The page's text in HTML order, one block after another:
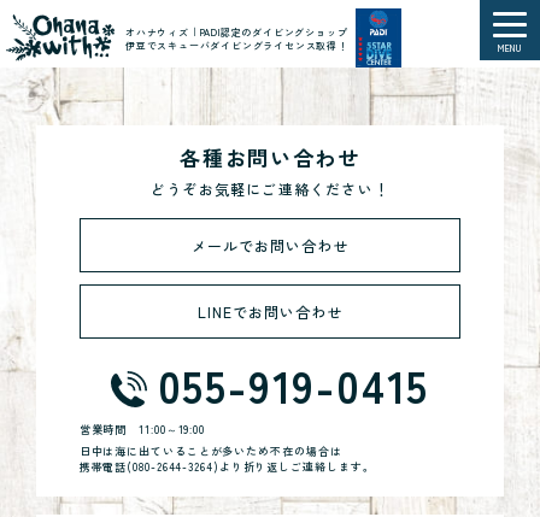
オハナウィズ｜PADI認定のダイビングショップ
伊豆でスキューバダイビングライセンス取得！
MENU
各種お問い合わせ
どうぞお気軽にご連絡ください！
メールでお問い合わせ
LINEでお問い合わせ
055-919-0415
営業時間11:00～19:00
日中は海に出ていることが多いため不在の場合は
携帯電話(080-2644-3264)より折り返しご連絡します。